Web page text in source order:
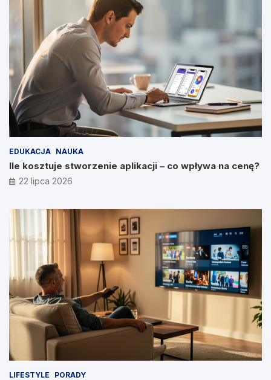
EDUKACJA NAUKA
Ile kosztuje stworzenie aplikacji – co wpływa na cenę?
22 lipca 2026
LIFESTYLE PORADY